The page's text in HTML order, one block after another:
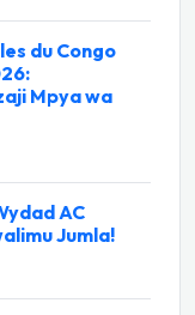
du Congo
Mpya wa
AC
Jumla!